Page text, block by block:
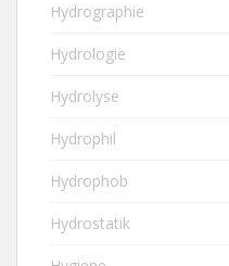
Hydrographie
Hydrologie
Hydrolyse
Hydrophil
Hydrophob
Hydrostatik